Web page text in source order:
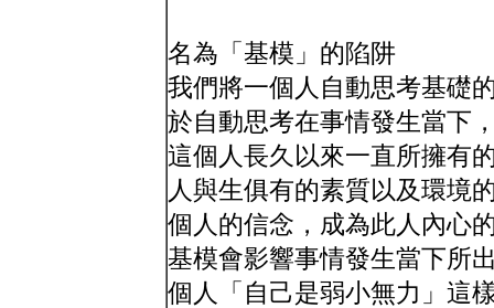
名為「基模」的陷阱
我們將一個人自動思考基礎
於自動思考在事情發生當下
這個人長久以來一直所擁有
人與生俱有的素質以及環境
個人的信念，成為此人內心
基模會影響事情發生當下所
個人「自己是弱小無力」這